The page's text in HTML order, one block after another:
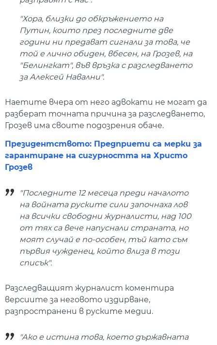
"Хора, близки до обкръжението на
Путин, които през последните две
години ни предават сигнали за това, че
той е лично обиден, вбесен, на Грозев, на
"Белингкат", във връзка с разследването
за Алексей Навални".
Наетите вчера от него адвокати не могат да
разберат точната причина за разследването,
Грозев има своите подозрения обаче.
Президентството: Предприети са мерки за
гарантиране на сигурността на Христо
Грозев
"Последните 12 месеца преди началото
на войната руските сили започнаха лов
на всички свободни журналисти, над 100
от тях са вече напуснали страната, но
моят случай е по-особен, тъй като съм
първия чужденец, който влиза в този
списък".
Разследващият журналист коментира
версиите за неговото издирване,
разпространени в руските медии.
"Ако е истина това, което държавната